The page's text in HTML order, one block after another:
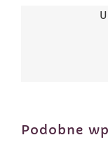
Podobne